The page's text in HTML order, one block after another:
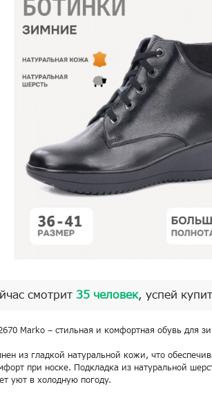
смотрит 35 человек, успей
Marko – стильная и комфортная обувь для
из гладкой натуральной кожи, что
при носке. Подкладка из натуральной
уют в холодную погоду.